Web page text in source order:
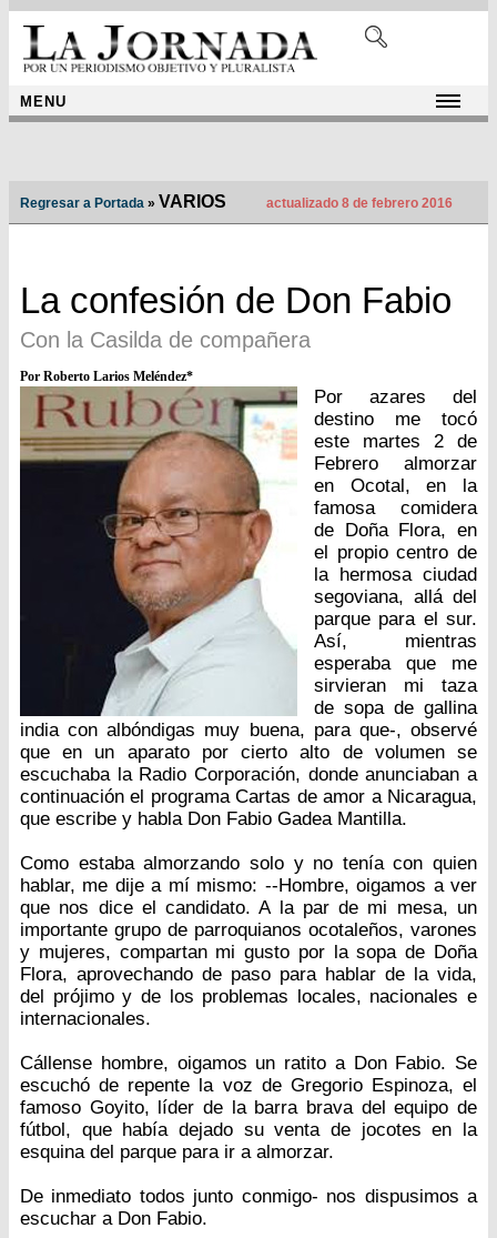
MENU
Regresar a Portada » VARIOS actualizado 8 de febrero 2016
La confesión de Don Fabio
Con la Casilda de compañera
Por Roberto Larios Meléndez*
Por azares del
destino me tocó
este martes 2 de
Febrero almorzar
en Ocotal, en la
famosa comidera
de Doña Flora, en
el propio centro de
la hermosa ciudad
segoviana, allá del
parque para el sur.
Así, mientras
esperaba que me
sirvieran mi taza
de sopa de gallina
india con albóndigas muy buena, para que-, observé
que en un aparato por cierto alto de volumen se
escuchaba la Radio Corporación, donde anunciaban a
continuación el programa Cartas de amor a Nicaragua,
que escribe y habla Don Fabio Gadea Mantilla.
Como estaba almorzando solo y no tenía con quien
hablar, me dije a mí mismo: --Hombre, oigamos a ver
que nos dice el candidato. A la par de mi mesa, un
importante grupo de parroquianos ocotaleños, varones
y mujeres, compartan mi gusto por la sopa de Doña
Flora, aprovechando de paso para hablar de la vida,
del prójimo y de los problemas locales, nacionales e
internacionales.
Cállense hombre, oigamos un ratito a Don Fabio. Se
escuchó de repente la voz de Gregorio Espinoza, el
famoso Goyito, líder de la barra brava del equipo de
fútbol, que había dejado su venta de jocotes en la
esquina del parque para ir a almorzar.
De inmediato todos junto conmigo- nos dispusimos a
escuchar a Don Fabio.